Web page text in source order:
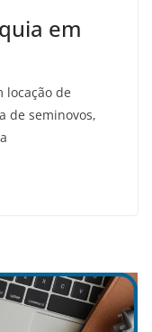
em
locação de
de seminovos,